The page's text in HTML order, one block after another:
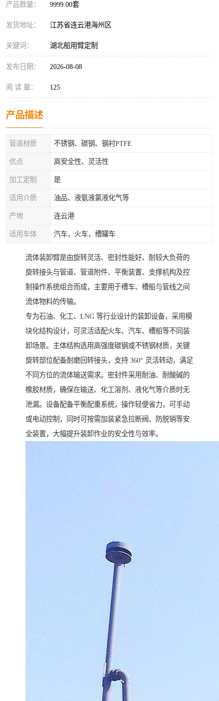
产品数量： 9999.00套
发货地址： 江苏省连云港海州区
关键词： 湖北船用臂定制
发布日期： 2026-08-08
阅 读 量： 125
产品描述
管道材质 不锈钢、碳钢、钢衬PTFE
优点 高安全性、灵活性
加工定制 是
适用介质 油品、液氨液氯液化气等
产地 连云港
适用车体 汽车，火车，槽罐车
流体装卸臂是由旋转灵活、密封性能好、耐较大负荷的
旋转接头与管道、管道附件、平衡装置、支撑机构及控
制操作系统组合而成，主要用于槽车、槽船与管线之间
流体物料的传输。
专为石油、化工、LNG 等行业设计的装卸设备，采用模
块化结构设计，可灵活适配火车、汽车、槽船等不同装
卸场景。主体结构选用高强度碳钢或不锈钢材质，关键
旋转部位配备耐磨回转接头，支持 360° 灵活转动，满足
不同方位的流体输送需求。密封件采用耐油、耐酸碱的
橡胶材质，确保在输送、化工溶剂、液化气等介质时无
泄漏。设备配备平衡配重系统，操作轻便省力，可手动
或电动控制，同时可按需加装紧急拉断阀、防脱销等安
全装置，大幅提升装卸作业的安全性与效率。